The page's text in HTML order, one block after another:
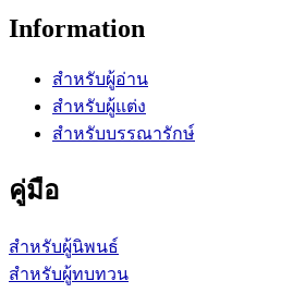
Information
สำหรับผู้อ่าน
สำหรับผู้แต่ง
สำหรับบรรณารักษ์
คู่มือ
สำหรับผู้นิพนธ์
สำหรับผู้ทบทวน